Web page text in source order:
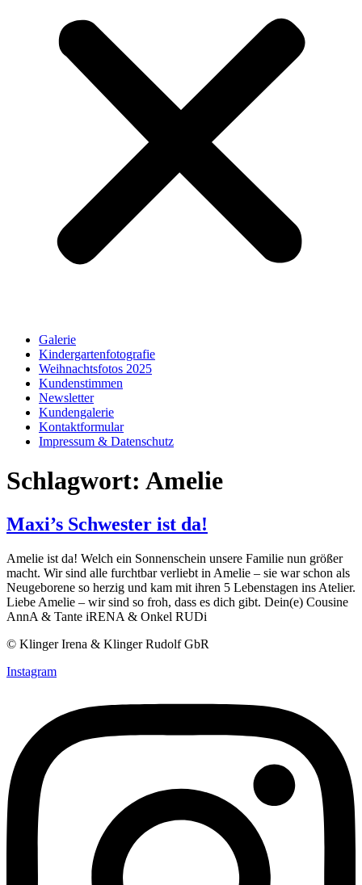
Galerie
Kindergartenfotografie
Weihnachtsfotos 2025
Kundenstimmen
Newsletter
Kundengalerie
Kontaktformular
Impressum & Datenschutz
Schlagwort: Amelie
Maxi’s Schwester ist da!
Amelie ist da! Welch ein Sonnenschein unsere Familie nun größer
macht. Wir sind alle furchtbar verliebt in Amelie – sie war schon als
Neugeborene so herzig und kam mit ihren 5 Lebenstagen ins Atelier.
Liebe Amelie – wir sind so froh, dass es dich gibt. Dein(e) Cousine
AnnA & Tante iRENA & Onkel RUDi
© Klinger Irena & Klinger Rudolf GbR
Instagram